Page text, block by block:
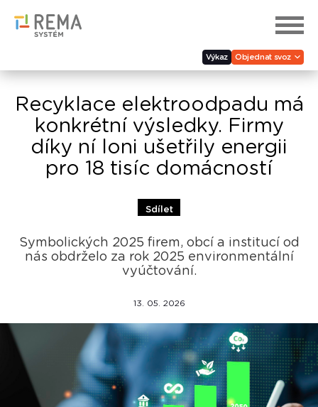
Výkaz Objednat svoz
Recyklace elektroodpadu má
konkrétní výsledky. Firmy
díky ní loni ušetřily energii
pro 18 tisíc domácností
Sdílet
Symbolických 2025 firem, obcí a institucí od
nás obdrželo za rok 2025 environmentální
vyúčtování.
13. 05. 2026